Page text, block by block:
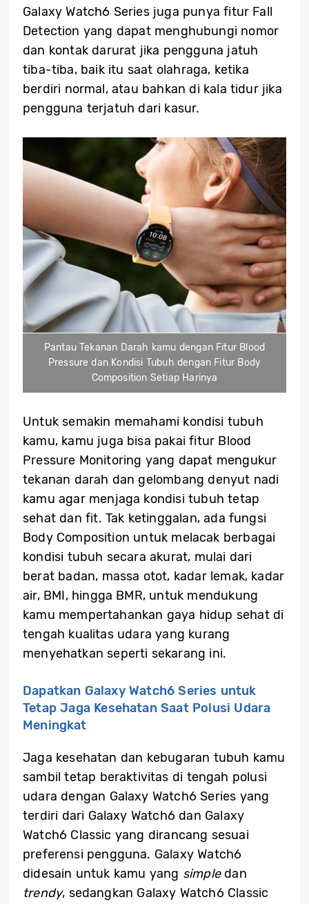
Galaxy Watch6 Series juga punya fitur Fall
Detection yang dapat menghubungi nomor
dan kontak darurat jika pengguna jatuh
tiba-tiba, baik itu saat olahraga, ketika
berdiri normal, atau bahkan di kala tidur jika
pengguna terjatuh dari kasur.
Pantau Tekanan Darah kamu dengan Fitur Blood
Pressure dan Kondisi Tubuh dengan Fitur Body
Composition Setiap Harinya
Untuk semakin memahami kondisi tubuh
kamu, kamu juga bisa pakai fitur Blood
Pressure Monitoring yang dapat mengukur
tekanan darah dan gelombang denyut nadi
kamu agar menjaga kondisi tubuh tetap
sehat dan fit. Tak ketinggalan, ada fungsi
Body Composition untuk melacak berbagai
kondisi tubuh secara akurat, mulai dari
berat badan, massa otot, kadar lemak, kadar
air, BMI, hingga BMR, untuk mendukung
kamu mempertahankan gaya hidup sehat di
tengah kualitas udara yang kurang
menyehatkan seperti sekarang ini.
Dapatkan Galaxy Watch6 Series untuk
Tetap Jaga Kesehatan Saat Polusi Udara
Meningkat
Jaga kesehatan dan kebugaran tubuh kamu
sambil tetap beraktivitas di tengah polusi
udara dengan Galaxy Watch6 Series yang
terdiri dari Galaxy Watch6 dan Galaxy
Watch6 Classic yang dirancang sesuai
preferensi pengguna. Galaxy Watch6
didesain untuk kamu yang simpledan
trendy, sedangkan Galaxy Watch6 Classic